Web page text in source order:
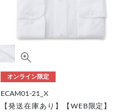
オンライン限定
ECAM01-21_X
【発送在庫あり】【WEB限定】